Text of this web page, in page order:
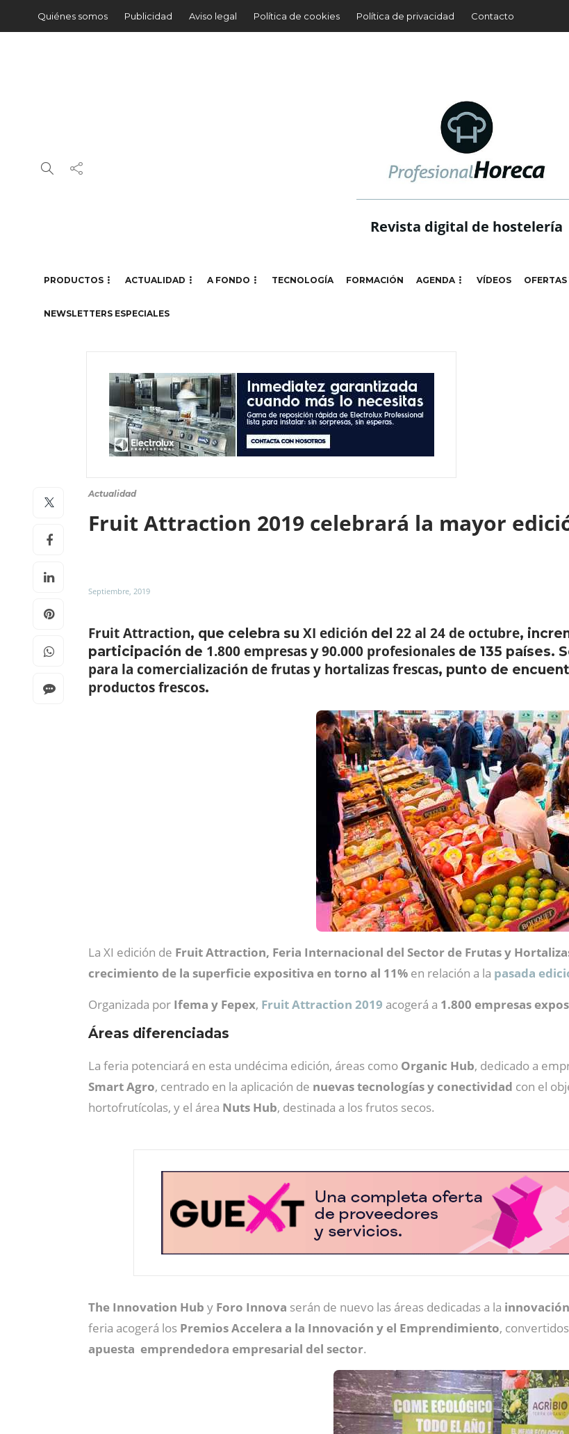
Quiénes somos Publicidad Aviso legal Política de cookies Política de privacidad Contacto
Revista digital de hostelería
PRODUCTOS ACTUALIDAD A FONDO TECNOLOGÍA FORMACIÓN AGENDA VÍDEOS
NEWSLETTERS ESPECIALES
Actualidad
Fruit Attraction 2019 celebrará la mayor
Septiembre, 2019
Fruit Attraction, que celebra su XI edición del 22 al 24 de octubre,
participación de 1.800 empresas y90.000 profesionales de 135 países.
para la comercialización de frutas y hortalizas frescas, punto de
productos frescos.
La XI edición de Fruit Attraction, Feria Internacional del Sector de Frutas y
crecimiento de la superficie expositiva en torno al 11% en relación a la pasada
Organizada por Ifema y Fepex, Fruit Attraction 2019 acogerá a 1.800 empresas
Áreas diferenciadas
La feria potenciará en esta undécima edición, áreas como Organic Hub, dedicado a
Smart Agro, centrado en la aplicación de nuevas tecnologías y conectividad con el
hortofrutícolas, y el área Nuts Hub, destinada a los frutos secos.
The Innovation Hub y Foro Innova serán de nuevo las áreas dedicadas a la
feria acogerá los Premios Accelera a la Innovación y el Emprendimiento,
apuesta emprendedora empresarial del sector.